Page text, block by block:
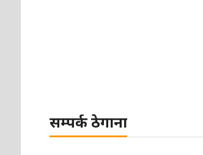
सम्पर्क ठेगाना